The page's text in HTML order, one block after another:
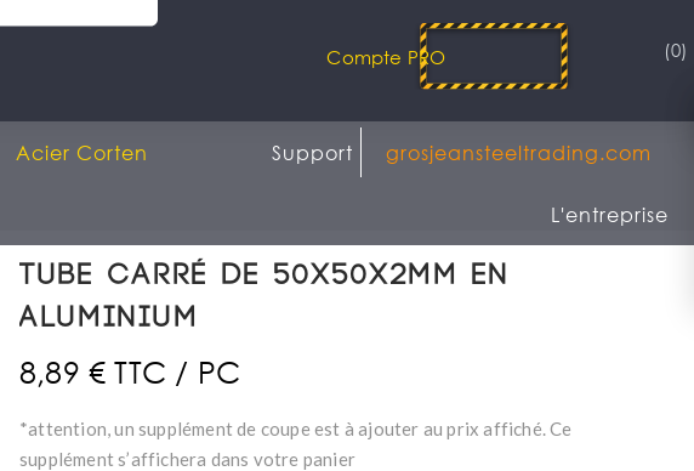
Compte PRO (0)
Acier Corten grosjeansteeltrading.com
Support
L'entreprise
Tube carré de 50x50x2mm en
aluminium
8,89 € TTC / PC
*attention, un supplément de coupe est à ajouter au prix affiché. Ce
supplément s’affichera dans votre panier